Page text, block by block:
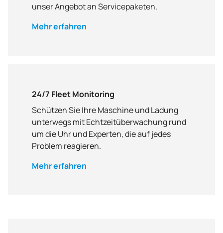
unser Angebot an Servicepaketen.
Mehr erfahren
24/7 Fleet Monitoring
Schützen Sie Ihre Maschine und Ladung
unterwegs mit Echtzeitüberwachung rund
um die Uhr und Experten, die auf jedes
Problem reagieren.
Mehr erfahren